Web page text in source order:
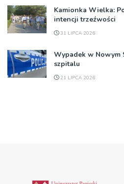
Kamionka Wielka:
intencji trzeźwości
31 LIPCA 2026
Wypadek w Nowym
szpitalu
21 LIPCA 2026